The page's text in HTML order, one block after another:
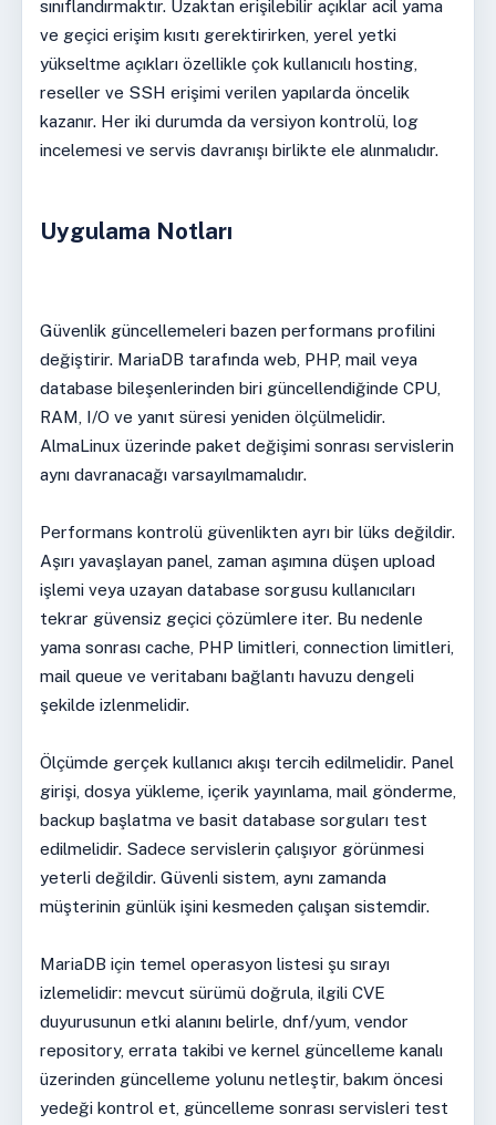
sınıflandırmaktır. Uzaktan erişilebilir açıklar acil yama
ve geçici erişim kısıtı gerektirirken, yerel yetki
yükseltme açıkları özellikle çok kullanıcılı hosting,
reseller ve SSH erişimi verilen yapılarda öncelik
kazanır. Her iki durumda da versiyon kontrolü, log
incelemesi ve servis davranışı birlikte ele alınmalıdır.
Uygulama Notları
Güvenlik güncellemeleri bazen performans profilini
değiştirir. MariaDB tarafında web, PHP, mail veya
database bileşenlerinden biri güncellendiğinde CPU,
RAM, I/O ve yanıt süresi yeniden ölçülmelidir.
AlmaLinux üzerinde paket değişimi sonrası servislerin
aynı davranacağı varsayılmamalıdır.
Performans kontrolü güvenlikten ayrı bir lüks değildir.
Aşırı yavaşlayan panel, zaman aşımına düşen upload
işlemi veya uzayan database sorgusu kullanıcıları
tekrar güvensiz geçici çözümlere iter. Bu nedenle
yama sonrası cache, PHP limitleri, connection limitleri,
mail queue ve veritabanı bağlantı havuzu dengeli
şekilde izlenmelidir.
Ölçümde gerçek kullanıcı akışı tercih edilmelidir. Panel
girişi, dosya yükleme, içerik yayınlama, mail gönderme,
backup başlatma ve basit database sorguları test
edilmelidir. Sadece servislerin çalışıyor görünmesi
yeterli değildir. Güvenli sistem, aynı zamanda
müşterinin günlük işini kesmeden çalışan sistemdir.
MariaDB için temel operasyon listesi şu sırayı
izlemelidir: mevcut sürümü doğrula, ilgili CVE
duyurusunun etki alanını belirle, dnf/yum, vendor
repository, errata takibi ve kernel güncelleme kanalı
üzerinden güncelleme yolunu netleştir, bakım öncesi
yedeği kontrol et, güncelleme sonrası servisleri test